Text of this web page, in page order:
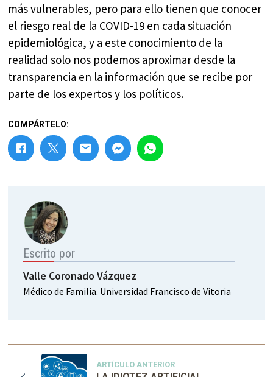
más vulnerables, pero para ello tienen que conocer
el riesgo real de la COVID-19 en cada situación
epidemiológica, y a este conocimiento de la
realidad solo nos podemos aproximar desde la
transparencia en la información que se recibe por
parte de los expertos y los políticos.
COMPÁRTELO:
Escrito por
Valle Coronado Vázquez
Médico de Familia. Universidad Francisco de Vitoria
ARTÍCULO ANTERIOR